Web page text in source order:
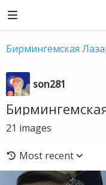
Бирмингемская
son281
21 images
Most recent